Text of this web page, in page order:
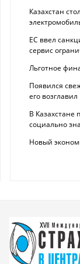
Казахстан
ЕС ввел
сервис
Льготное
Появился
его возглавил
В Казахстане
социально
Новый